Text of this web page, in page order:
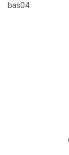
bas04